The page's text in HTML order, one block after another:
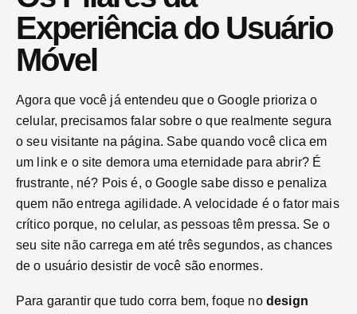
Experiência do Usuário
Móvel
Agora que você já entendeu que o Google prioriza o
celular, precisamos falar sobre o que realmente segura
o seu visitante na página. Sabe quando você clica em
um link e o site demora uma eternidade para abrir? É
frustrante, né? Pois é, o Google sabe disso e penaliza
quem não entrega agilidade. A velocidade é o fator mais
crítico porque, no celular, as pessoas têm pressa. Se o
seu site não carrega em até três segundos, as chances
de o usuário desistir de você são enormes.
Para garantir que tudo corra bem, foque no design